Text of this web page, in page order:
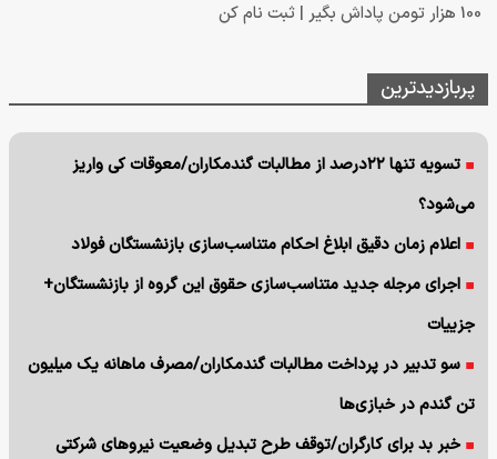
100 هزار تومن پاداش بگیر | ثبت نام کن
پربازدیدترین
تسویه تنها ۲۲درصد از مطالبات گندمکاران/معوقات کی واریز
می‌شود؟
اعلام زمان دقیق ابلاغ احکام متناسب‌سازی بازنشستگان فولاد
اجرای مرجله جدید متناسب‌سازی حقوق این گروه از بازنشستگان+
جزییات
سو تدبیر در پرداخت مطالبات گندمکاران/مصرف ماهانه یک میلیون
تن گندم در خبازی‌ها
خبر بد برای کارگران/توقف طرح تبدیل وضعیت نیروهای شرکتی